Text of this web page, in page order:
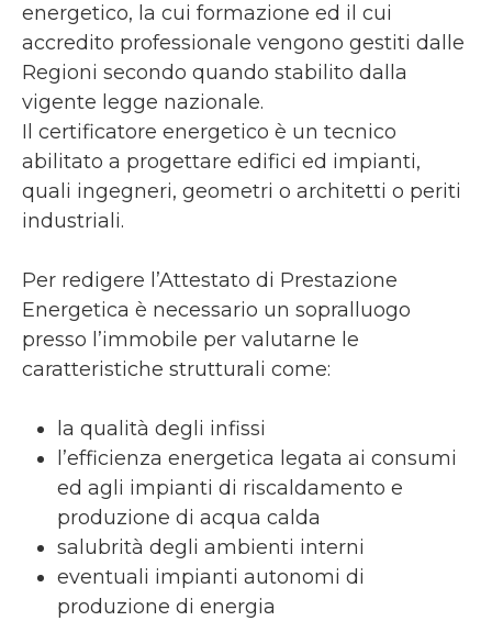
energetico, la cui formazione ed il cui
accredito professionale vengono gestiti dalle
Regioni secondo quando stabilito dalla
vigente legge nazionale.
Il certificatore energetico è un tecnico
abilitato a progettare edifici ed impianti,
quali ingegneri, geometri o architetti o periti
industriali.
Per redigere l’Attestato di Prestazione
Energetica è necessario un sopralluogo
presso l’immobile per valutarne le
caratteristiche strutturali come:
la qualità degli infissi
l’efficienza energetica legata ai consumi
ed agli impianti di riscaldamento e
produzione di acqua calda
salubrità degli ambienti interni
eventuali impianti autonomi di
produzione di energia